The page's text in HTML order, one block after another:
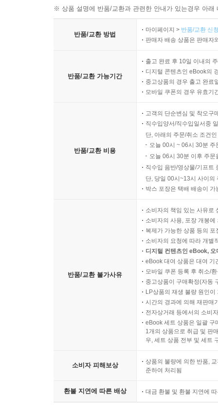
※ 상품 설명에 반품/교환과 관련한 안내가 있는경우 아
반품/교환 방법
마이페이지 > 반품/교환 신
판매자 배송 상품은 판매자
반품/교환 가능기간
출고 완료 후 10일 이내의
디지털 콘텐츠인 eBook의
중고상품의 경우 출고 완료
모바일 쿠폰의 경우 유효기
반품/교환 비용
고객의 단순변심 및 착오구
직수입양서/직수입일서중
단, 아래의 주문/취소 조건
오늘 00시 ~ 06시 30분
오늘 06시 30분 이후 주
직수입 음반/영상물/기프트
단, 당일 00시~13시 사이의
박스 포장은 택배 배송이
반품/교환 불가사유
소비자의 책임 있는 사유로
소비자의 사용, 포장 개봉
복제가 가능한 상품 등의
소비자의 요청에 따라 개별
디지털 컨텐츠인 eBook,
eBook 대여 상품은 대여 기
모바일 쿠폰 등록 후 취소/
중고상품이 구매확정(자동
LP상품의 재생 불량 원인
시간의 경과에 의해 재판매
전자상거래 등에서의 소비
eBook 세트 상품은 일괄 구
1개의 상품으로 취급 및 판
우, 세트 상품 전부 및 세트
소비자 피해보상
상품의 불량에 의한 반품,
준하여 처리됨
환불 지연에 따른 배상 대금 환불 및 환불 지연에